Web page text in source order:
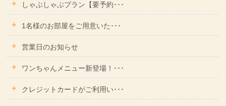
しゃぶしゃぶプラン【要予約･･･
1名様のお部屋をご用意いた･･･
営業日のお知らせ
ワンちゃんメニュー新登場！･･･
クレジットカードがご利用い･･･